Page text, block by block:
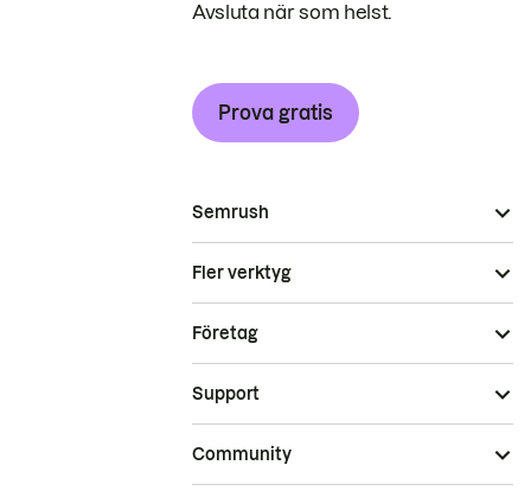
Avsluta när som helst.
Prova gratis
Semrush
Fler verktyg
Företag
Support
Community